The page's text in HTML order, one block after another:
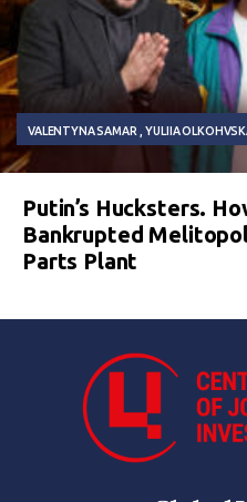
VALENTYNA SAMAR YULIIA
Putin’s Hucksters.
Bankrupted
Parts Plant